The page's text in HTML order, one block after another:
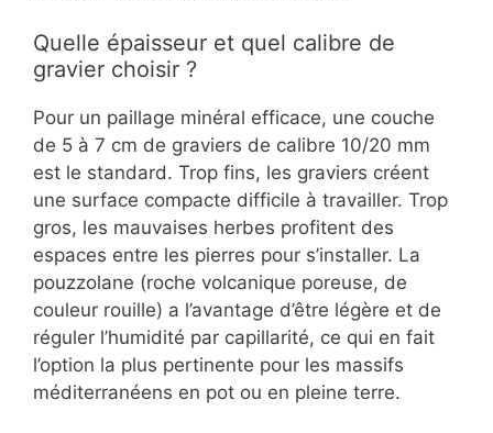
Quelle épaisseur et quel calibre de
gravier choisir ?
Pour un paillage minéral efficace, une couche
de 5 à 7 cm de graviers de calibre 10/20 mm
est le standard. Trop fins, les graviers créent
une surface compacte difficile à travailler. Trop
gros, les mauvaises herbes profitent des
espaces entre les pierres pour s’installer. La
pouzzolane (roche volcanique poreuse, de
couleur rouille) a l’avantage d’être légère et de
réguler l’humidité par capillarité, ce qui en fait
l’option la plus pertinente pour les massifs
méditerranéens en pot ou en pleine terre.